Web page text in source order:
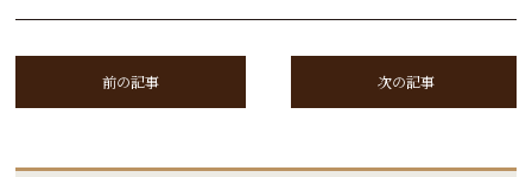
前の記事 次の記事